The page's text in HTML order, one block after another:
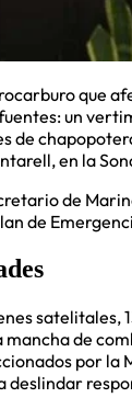
que
un
en la
de
de
satelitales,
de
por la
deslindar